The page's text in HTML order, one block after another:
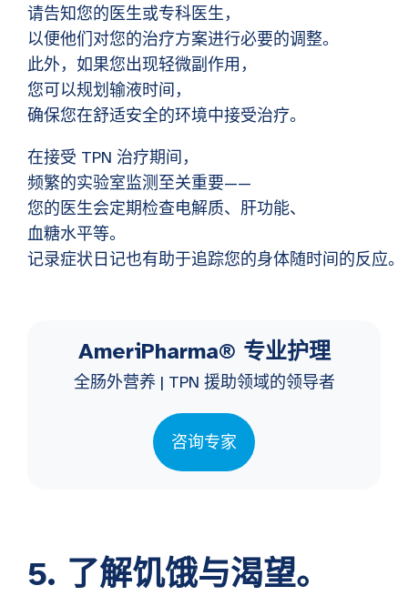
请告知您的医生或专科医生，
以便他们对您的治疗方案进行必要的调整。
此外，如果您出现轻微副作用，
您可以规划输液时间，
确保您在舒适安全的环境中接受治疗。
在接受 TPN 治疗期间，
频繁的实验室监测至关重要——
您的医生会定期检查电解质、肝功能、
血糖水平等。
记录症状日记也有助于追踪您的身体随时间的反应。
AmeriPharma® 专业护理
全肠外营养 | TPN 援助领域的领导者
咨询专家
5. 了解饥饿与渴望。